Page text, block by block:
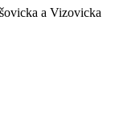
a Vizovicka